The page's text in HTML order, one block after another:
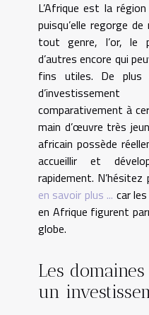
L’Afrique est la
puisqu’elle regorge
tout genre, l’or, le
d’autres encore qui
fins utiles. De plus
comparativement à
main d’œuvre très
africain possède
accueillir et
rapidement.
en savoir plus ... car
en Afrique figurent
globe.
Les
un